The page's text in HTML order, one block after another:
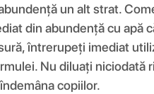
un alt strat.
din abundență cu apă
întrerupeți imediat
Nu diluați niciodată
copiilor.